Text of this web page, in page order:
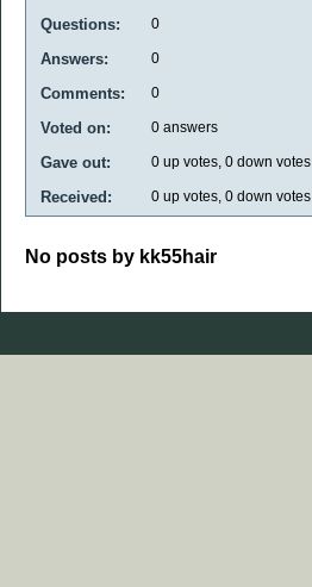
Questions: 0
Answers: 0
Comments: 0
Voted on: 0 answers
Gave out: 0 up votes, 0 down votes
Received: 0 up votes, 0 down votes
No posts by kk55hair